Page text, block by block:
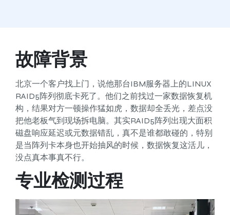
故障背景
北京一个客户找上门，说他那台IBM服务器上的LINUX
RAID5阵列彻底卡死了。他们之前找过一家数据恢复机
构，结果对方一顿操作猛如虎，数据却全丢光，差点没
把他老板气到现场拆电脑。其实RAID5阵列出现大面积
磁盘响应延迟或元数据错乱，真不是谁都敢碰的，特别
是当阵列卡本身也开始抽风的时候，数据恢复这活儿，
没点真本事真不行。
专业检测过程